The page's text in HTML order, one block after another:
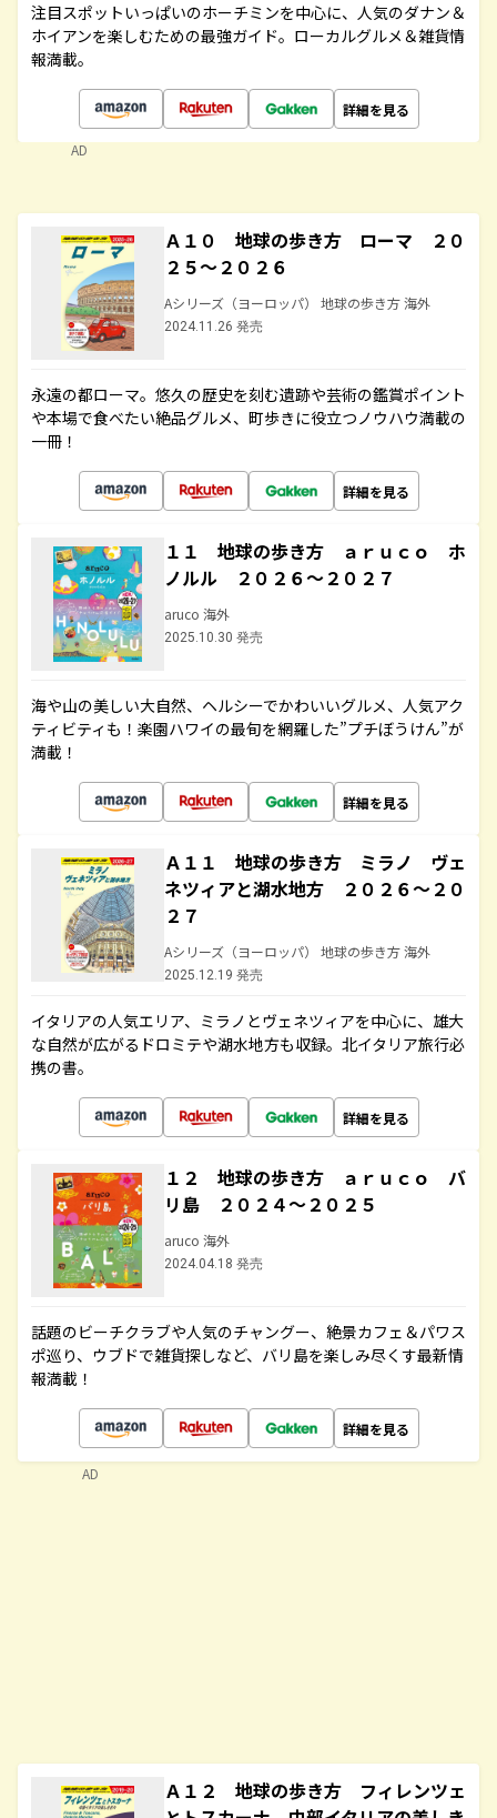
注目スポットいっぱいのホーチミンを中心に、人気のダナン＆
ホイアンを楽しむための最強ガイド。ローカルグルメ＆雑貨情
報満載。
詳細を見る
AD
Ａ１０ 地球の歩き方 ローマ ２０
２５～２０２６
Aシリーズ（ヨーロッパ） 地球の歩き方 海外
2024.11.26 発売
永遠の都ローマ。悠久の歴史を刻む遺跡や芸術の鑑賞ポイント
や本場で食べたい絶品グルメ、町歩きに役立つノウハウ満載の
一冊！
詳細を見る
１１ 地球の歩き方 ａｒｕｃｏ ホ
ノルル ２０２６～２０２７
aruco 海外
2025.10.30 発売
海や山の美しい大自然、ヘルシーでかわいいグルメ、人気アク
ティビティも！楽園ハワイの最旬を網羅した”プチぼうけん”が
満載！
詳細を見る
Ａ１１ 地球の歩き方 ミラノ ヴェ
ネツィアと湖水地方 ２０２６～２０
２７
Aシリーズ（ヨーロッパ） 地球の歩き方 海外
2025.12.19 発売
イタリアの人気エリア、ミラノとヴェネツィアを中心に、雄大
な自然が広がるドロミテや湖水地方も収録。北イタリア旅行必
携の書。
詳細を見る
１２ 地球の歩き方 ａｒｕｃｏ バ
リ島 ２０２４～２０２５
aruco 海外
2024.04.18 発売
話題のビーチクラブや人気のチャングー、絶景カフェ＆パワス
ポ巡り、ウブドで雑貨探しなど、バリ島を楽しみ尽くす最新情
報満載！
詳細を見る
Ａ１２ 地球の歩き方 フィレンツェ
AD